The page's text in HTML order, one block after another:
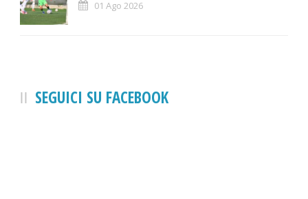
01 Ago 2026
SEGUICI SU FACEBOOK